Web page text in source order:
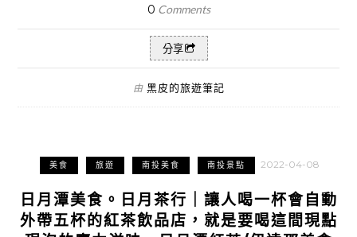
0 Comments
分享
由 黑皮的旅遊筆記
美食 旅遊 南投美食 南投景點 2022-04-08
日月潭美食。日月茶行｜讓人喝一杯會自動
外帶五杯的紅茶飲品店，就是要喝這間現點